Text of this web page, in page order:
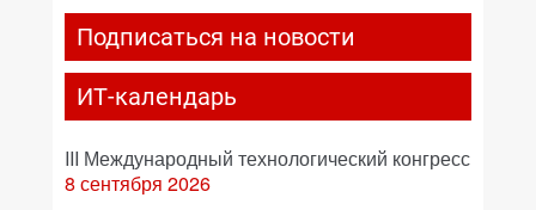
Подписаться на новости
ИТ-календарь
III Международный технологический конгресс
8 сентября 2026